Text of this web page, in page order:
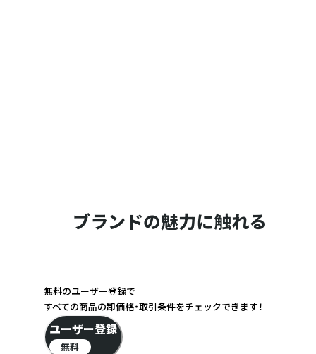
ブランドの魅力に触れる
無料のユーザー登録で
すべての商品の卸価格・取引条件をチェックできます！
ユーザー登録
無料